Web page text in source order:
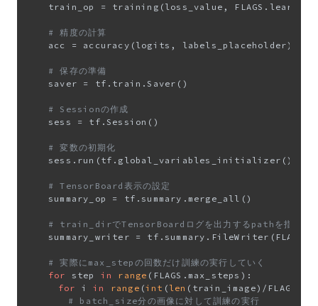
# 精度の計算
# 保存の準備
# Sessionの作成
# 変数の初期化
# TensorBoard表示の設定
# train_dirでTensorBoardログを出力するpathを指定
# 実際にmax_stepの回数だけ訓練の実行していく
for
step in range (FLAGS.max_steps):
for
i in range (int ( len (train_image)/
# batch_size分の画像に対して訓練の実行